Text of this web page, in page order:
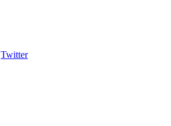
Twitter